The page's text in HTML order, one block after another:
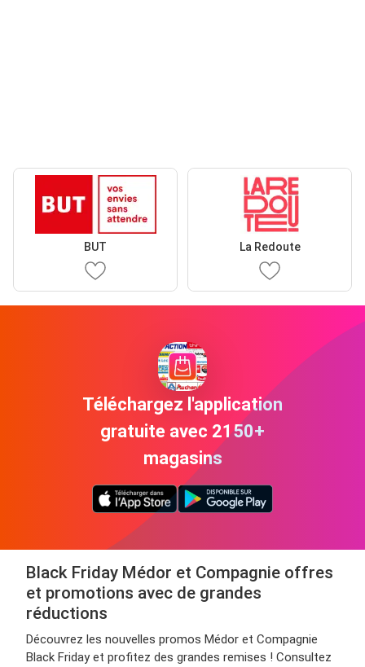
BUT La Redoute
Téléchargez l'application
gratuite avec 2150+
magasins
Black Friday Médor et Compagnie offres
et promotions avec de grandes
réductions
Découvrez les nouvelles promos Médor et Compagnie
Black Friday et profitez des grandes remises ! Consultez